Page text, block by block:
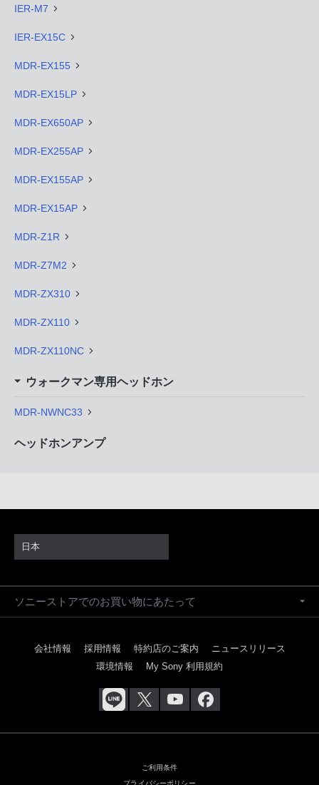
IER-M7
IER-EX15C
MDR-EX155
MDR-EX15LP
MDR-EX650AP
MDR-EX255AP
MDR-EX155AP
MDR-EX15AP
MDR-Z1R
MDR-Z7M2
MDR-ZX310
MDR-ZX110
MDR-ZX110NC
ウォークマン専用ヘッドホン
MDR-NWNC33
ヘッドホンアンプ
日本
ソニーストアでのお買い物にあたって
会社情報 採用情報 特約店のご案内
ニュースリリース
環境情報
My Sony 利用規約
ご利用条件
プライバシーポリシー